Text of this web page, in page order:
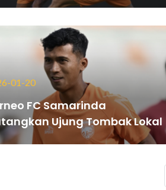
01-20
FC Samarinda
Ujung Tombak Lokal